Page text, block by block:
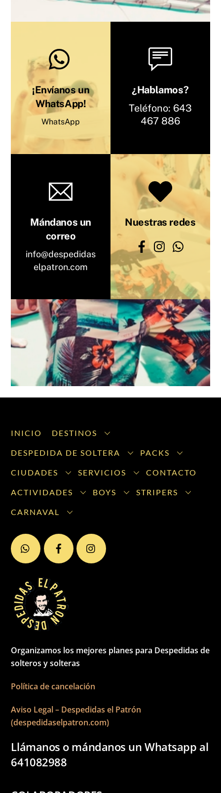
¡Envíanos un
WhatsApp!
WhatsApp
¿Hablamos?
Teléfono: 643
467 886
Mándanos un
correo
info@despedidas
elpatron.com
Nuestras redes
INICIO DESTINOS
DESPEDIDA DE SOLTERA PACKS
CIUDADES SERVICIOS CONTACTO
ACTIVIDADES BOYS STRIPERS
CARNAVAL
Organizamos los mejores planes para Despedidas de
solteros y solteras
Política de cancelación
Aviso Legal – Despedidas el Patrón
(despedidaselpatron.com)
Llámanos o mándanos un Whatsapp al
641082988